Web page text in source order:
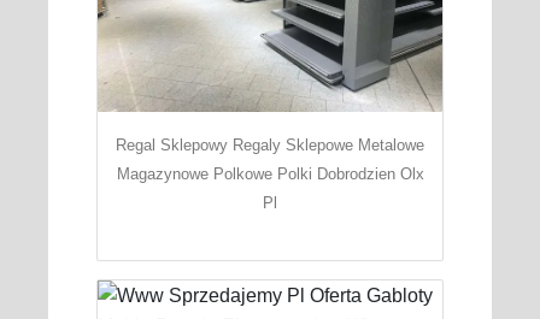
Regal Sklepowy Regaly Sklepowe Metalowe
Magazynowe Polkowe Polki Dobrodzien Olx
Pl